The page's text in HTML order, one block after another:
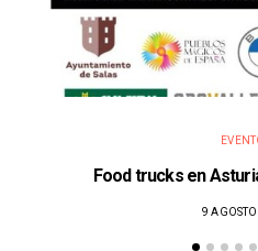
Food trucks en
9